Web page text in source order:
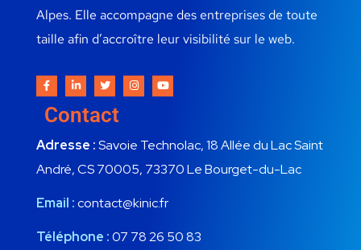
Alpes. Elle accompagne des entreprises de toute
taille afin d’accroître leur visibilité sur le web.
Contact
Adresse :Savoie Technolac, 18 Allée du Lac Saint
André, CS 70005, 73370 Le Bourget-du-Lac
Email :contact@kinic.fr
Téléphone :07 78 26 50 83